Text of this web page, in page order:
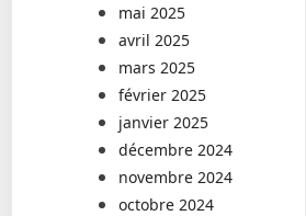
mai 2025
avril 2025
mars 2025
février 2025
janvier 2025
décembre 2024
novembre 2024
octobre 2024